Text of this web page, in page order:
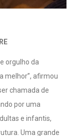
orgulho da
melhor”, afirmou
chamada de
por uma
e infantis,
Uma grande